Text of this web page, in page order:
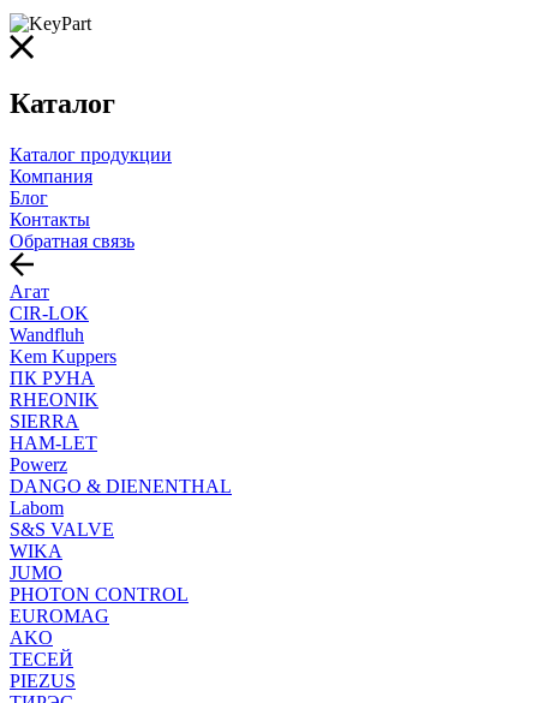
Каталог
Каталог продукции
Компания
Блог
Контакты
Обратная связь
Агат
CIR-LOK
Wandfluh
Kem Kuppers
ПК РУНА
RHEONIK
SIERRA
HAM-LET
Powerz
DANGO & DIENENTHAL
Labom
S&S VALVE
WIKA
JUMO
PHOTON CONTROL
EUROMAG
AKO
ТЕСЕЙ
PIEZUS